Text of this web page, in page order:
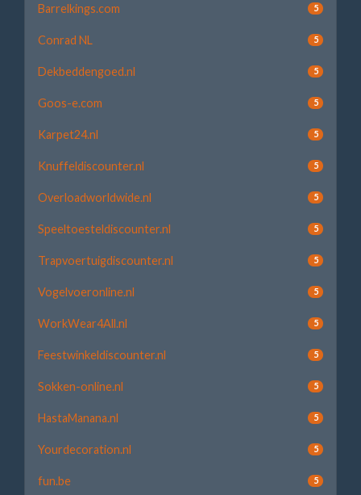
Barrelkings.com 5
Conrad NL 5
Dekbeddengoed.nl 5
Goos-e.com 5
Karpet24.nl 5
Knuffeldiscounter.nl 5
Overloadworldwide.nl 5
Speeltoesteldiscounter.nl 5
Trapvoertuigdiscounter.nl 5
Vogelvoeronline.nl 5
WorkWear4All.nl 5
Feestwinkeldiscounter.nl 5
Sokken-online.nl 5
HastaManana.nl 5
Yourdecoration.nl 5
fun.be 5